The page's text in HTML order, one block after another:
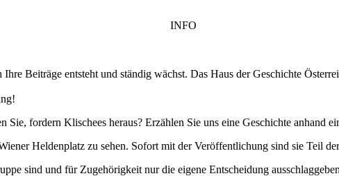
INFO
Beiträge entsteht und ständig wächst. Das Haus der Geschichte
fordern Klischees heraus? Erzählen Sie uns eine Geschichte anhand
Heldenplatz zu sehen. Sofort mit der Veröffentlichung sind sie Teil
sind und für Zugehörigkeit nur die eigene Entscheidung